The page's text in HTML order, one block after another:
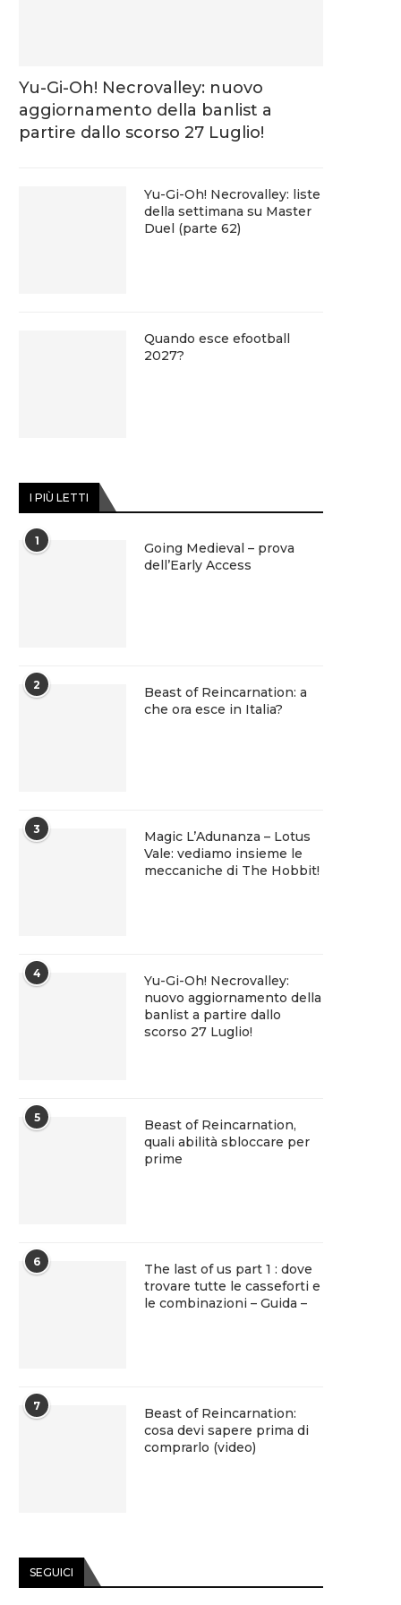
Yu-Gi-Oh! Necrovalley: nuovo
aggiornamento della banlist a
partire dallo scorso 27 Luglio!
Yu-Gi-Oh! Necrovalley: liste
della settimana su Master
Duel (parte 62)
Quando esce efootball
2027?
I PIÙ LETTI
1
Going Medieval – prova
dell’Early Access
2
Beast of Reincarnation: a
che ora esce in Italia?
3
Magic L’Adunanza – Lotus
Vale: vediamo insieme le
meccaniche di The Hobbit!
4
Yu-Gi-Oh! Necrovalley:
nuovo aggiornamento della
banlist a partire dallo
scorso 27 Luglio!
5
Beast of Reincarnation,
quali abilità sbloccare per
prime
6
The last of us part 1 : dove
trovare tutte le casseforti e
le combinazioni – Guida –
7
Beast of Reincarnation:
cosa devi sapere prima di
comprarlo (video)
SEGUICI